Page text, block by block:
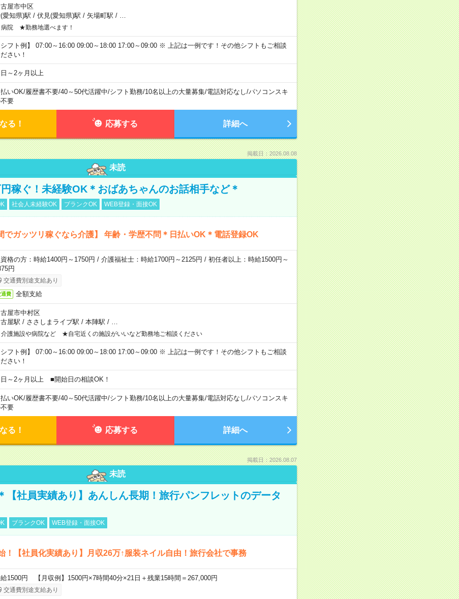
屋市中区
愛知県)駅 / 伏見(愛知県)駅 / 矢場町駅 /
病院 ★勤務地選べます！
シフト例】 07:00～16:00 09:00～18:00 17:00～09:00 ※ 上記は一例です！その他シフトもご相談
ださい！
～2ヶ月以上
払いOK/履歴書不要/40～50代活躍中/シフト勤務/10名以上の大量募集/電話対応なし/パソコンスキ
要
る！ 応募する 詳細へ
掲載日：2026.08.08
未読
稼ぐ！未経験OK＊おばあちゃんのお話相手など＊
社会人未経験OK ブランクOK WEB登録・面接OK
でガッツリ稼ぐなら介護】 年齢・学歴不問＊日払いOK＊電話登録OK
格の方：時給1400円～1750円 / 介護福祉士：時給1700円～2125円 / 初任者以上：時給1500円～
円
交通費別途支給あり
通費 全額支給
屋市中村区
屋駅 / ささしまライブ駅 / 本陣駅 /
介護施設や病院など ★自宅近くの施設がいいなど勤務地ご相談ください
シフト例】 07:00～16:00 09:00～18:00 17:00～09:00 ※ 上記は一例です！その他シフトもご相談
ださい！
～2ヶ月以上 ■開始日の相談OK！
払いOK/履歴書不要/40～50代活躍中/シフト勤務/10名以上の大量募集/電話対応なし/パソコンスキ
要
る！ 応募する 詳細へ
掲載日：2026.08.07
未読
【社員実績あり】あんしん長期！旅行パンフレットのデータ
ブランクOK WEB登録・面接OK
！【社員化実績あり】月収26万↑服装ネイル自由！旅行会社で事務
1500円 【月収例】1500円×7時間40分×21日＋残業15時間＝267,000円
交通費別途支給あり